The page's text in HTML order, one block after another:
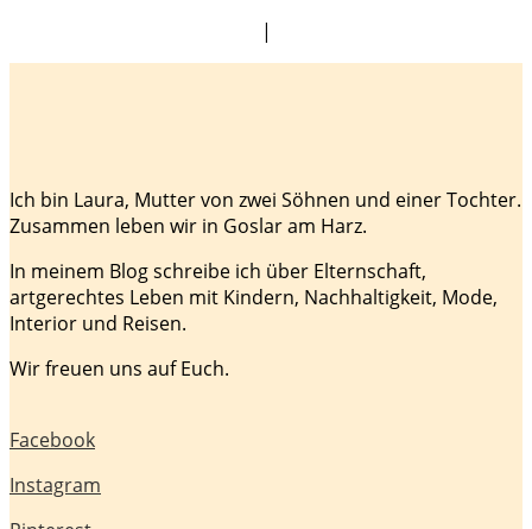
|
Ich bin Laura, Mutter von zwei Söhnen und einer Tochter.
Zusammen leben wir in Goslar am Harz.
In meinem Blog schreibe ich über Elternschaft,
artgerechtes Leben mit Kindern, Nachhaltigkeit, Mode,
Interior und Reisen.
Wir freuen uns auf Euch.
Facebook
Instagram